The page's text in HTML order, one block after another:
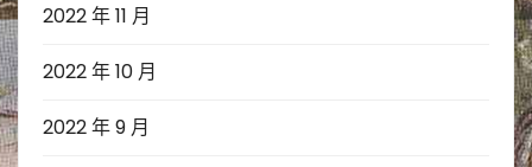
2022 年 11 月
2022 年 10 月
2022 年 9 月